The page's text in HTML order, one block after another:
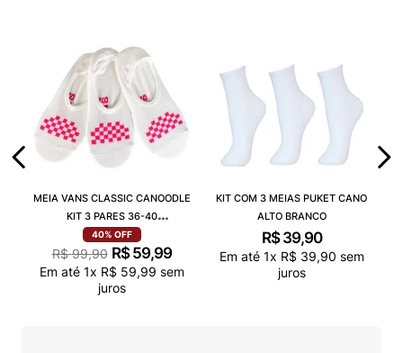
MEIA VANS CLASSIC CANOODLE
KIT 3 PARES 36-40
VN000QCAJU4
40% OFF
R$ 99,90 R$ 59,99
Em até 1x R$ 59,99 sem
juros
KIT COM 3 MEIAS PUKET CANO
ALTO BRANCO
R$ 39,90
Em até 1x R$ 39,90 sem
juros